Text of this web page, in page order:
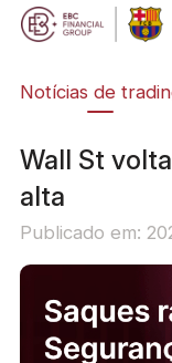
Notícias de
Wall St
alta
Publicado em: